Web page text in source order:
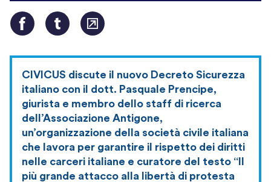
CIVICUS discute il nuovo Decreto Sicurezza
italiano con il dott. Pasquale Prencipe,
giurista e membro dello staff di ricerca
dell’Associazione Antigone,
un’organizzazione della società civile italiana
che lavora per garantire il rispetto dei diritti
nelle carceri italiane e curatore del testo “Il
più grande attacco alla libertà di protesta